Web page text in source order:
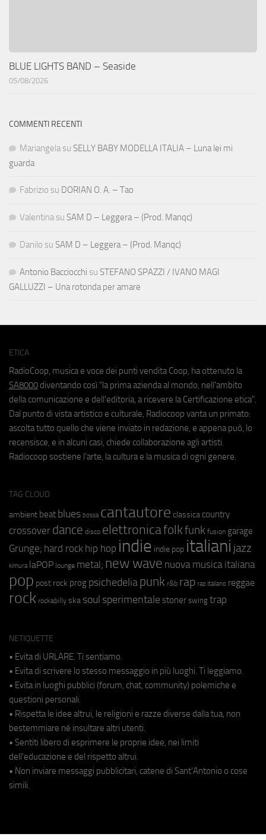
BLUE LIGHTS BAND – Seaside
05/08/2026
COMMENTI RECENTI
Mariangela su SELLY BABY MODELLA ITALIA – Luna lei mi
guarda
Fabrizio su DORIAN O. A. – Tao
Valentina su SAM D – Leggera – (Prod. Manqc)
Danilo su SAM D – Leggera – (Prod. Manqc)
Antonio Bacciocchi su STEFANO SPAZZI / IVANO MAGI
GALLUZZI – Una rotonda per amare
ETICA
RadioCoop, musica e voce dei punti vendita Coop, ha ottenuto la
SA8000 diventando così "la prima azienda al mondo, nell'ambito
della comunicazione e dell'editoria, a ricevere la Certificazione etica".
Dal punto di vista artistico e culturale, Radiocoop vanta un primato:
ascolta tutto quello che viene inviato in redazione, e appena può, lo
recensisce, e in alcuni casi, chiede collaborazione agli artisti.
Radiocoop sostiene l'arte, la cultura e la musica di ogni genere.
TAG CLOUD
ambient beat blues bossa cantautore classica country
crossover dance disco elettronicafolkfunk fusion garage
Grunge; hard rock hip hop indie indie pop italiani jazz
kimura laPOP lounge metal; new wave nuova musica italiana
pop post rock prog psichedeliapunk r&b rap rap italiano reggae
rock rockabilly ska soul sperimentale stoner swing trap
NETIQUETTE
• Evita di URLARE. Ti sentiamo.
• Evita di scrivere lo stesso messaggio in più luoghi. Ti leggiamo.
• Evita in luoghi pubblici (forum, chat, community) polemiche e
questioni personali.
• Rispetta le idee altrui, le religioni e razze diverse dalla tua, non
bestemmiare né insultare altri utenti.
• Sentiti libero di esprimere le proprie idee, nei limiti
dell'educazione e del rispetto altrui.
• Non inviare messaggi pubblicitari, catene di Sant'Antonio o cose
simili.